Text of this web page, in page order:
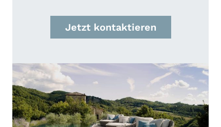
Jetzt kontaktieren